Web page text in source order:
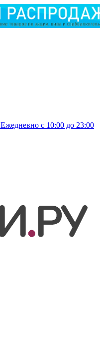
Ежедневно с 10:00 до 23:00